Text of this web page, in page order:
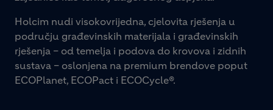
Holcim nudi visokovrijedna, cjelovita rješenja u
području građevinskih materijala i građevinskih
rješenja – od temelja i podova do krovova i zidnih
sustava – oslonjena na premium brendove poput
ECOPlanet, ECOPact i ECOCycle®.